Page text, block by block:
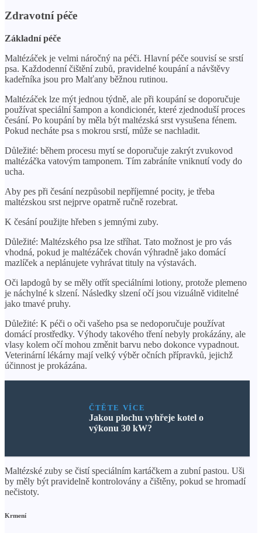
Zdravotní péče
Základní péče
Maltézáček je velmi náročný na péči. Hlavní péče souvisí se srstí
psa. Každodenní čištění zubů, pravidelné koupání a návštěvy
kadeřníka jsou pro Malťany běžnou rutinou.
Maltézáček lze mýt jednou týdně, ale při koupání se doporučuje
používat speciální šampon a kondicionér, které zjednoduší proces
česání. Po koupání by měla být maltézská srst vysušena fénem.
Pokud necháte psa s mokrou srstí, může se nachladit.
Důležité: během procesu mytí se doporučuje zakrýt zvukovod
maltézáčka vatovým tamponem. Tím zabráníte vniknutí vody do
ucha.
Aby pes při česání nezpůsobil nepříjemné pocity, je třeba
maltézskou srst nejprve opatrně ručně rozebrat.
K česání použijte hřeben s jemnými zuby.
Důležité: Maltézského psa lze stříhat. Tato možnost je pro vás
vhodná, pokud je maltézáček chován výhradně jako domácí
mazlíček a neplánujete vyhrávat tituly na výstavách.
Oči lapdogů by se měly otřít speciálními lotiony, protože plemeno
je náchylné k slzení. Následky slzení očí jsou vizuálně viditelné
jako tmavé pruhy.
Důležité: K péči o oči vašeho psa se nedoporučuje používat
domácí prostředky. Výhody takového tření nebyly prokázány, ale
vlasy kolem očí mohou změnit barvu nebo dokonce vypadnout.
Veterinární lékárny mají velký výběr očních přípravků, jejichž
účinnost je prokázána.
ČTĚTE VÍCE
Jakou plochu vyhřeje kotel o
výkonu 30 kW?
Maltézské zuby se čistí speciálním kartáčkem a zubní pastou. Uši
by měly být pravidelně kontrolovány a čištěny, pokud se hromadí
nečistoty.
Krmení